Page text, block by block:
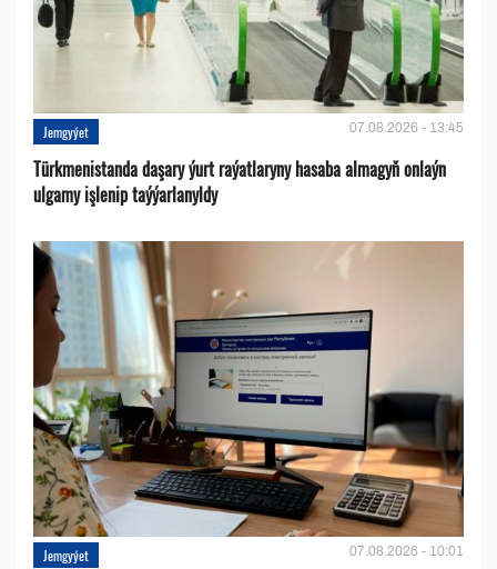
Jemgyýet 07.08.2026 - 13:45
Türkmenistanda daşary ýurt raýatlaryny hasaba almagyň onlaýn
ulgamy işlenip taýýarlanyldy
Jemgyýet 07.08.2026 - 10:01